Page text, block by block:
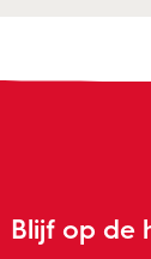
Blijf op de